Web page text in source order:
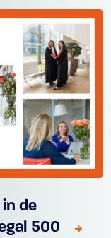
de
500